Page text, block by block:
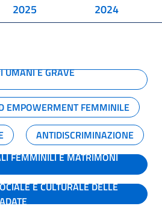
2025 2024
UMANI E GRAVE
EMPOWERMENT FEMMINILE
ANTIDISCRIMINAZIONE
FEMMINILI E MATRIMONI
E CULTURALE DELLE